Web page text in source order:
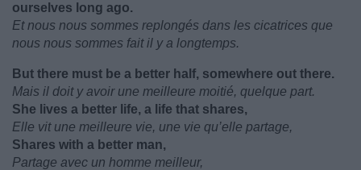
ourselves long ago.
Et nous nous sommes replongés dans les cicatrices que
nous nous sommes fait il y a longtemps.
But there must be a better half, somewhere out there.
Mais il doit y avoir une meilleure moitié, quelque part.
She lives a better life, a life that shares,
Elle vit une meilleure vie, une vie qu’elle partage,
Shares with a better man,
Partage avec un homme meilleur,